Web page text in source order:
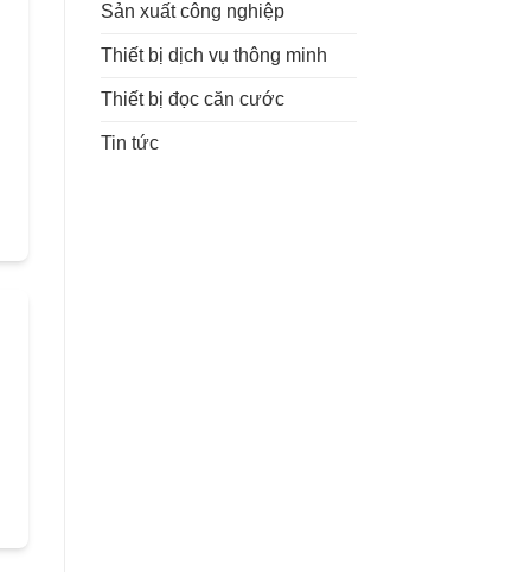
Sản xuất công nghiệp
Thiết bị dịch vụ thông minh
Thiết bị đọc căn cước
Tin tức